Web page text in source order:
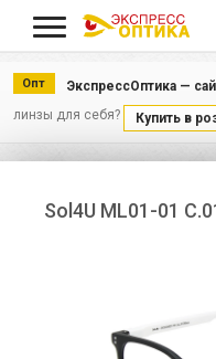
Опт ЭкспрессОптика —
линзы для себя?
Купить в
Sol4U ML01-01